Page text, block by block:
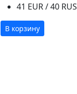
41 EUR / 40 RUS
В корзину